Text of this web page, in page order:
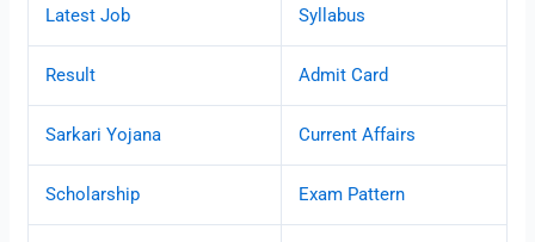
Latest Job Syllabus
Result Admit Card
Sarkari Yojana Current Affairs
Scholarship Exam Pattern